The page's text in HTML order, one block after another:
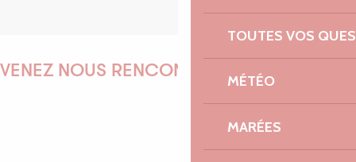
TOUTES VOS
MÉTÉO
MARÉES
VENEZ NOUS RENCONTRER !
EMILIE